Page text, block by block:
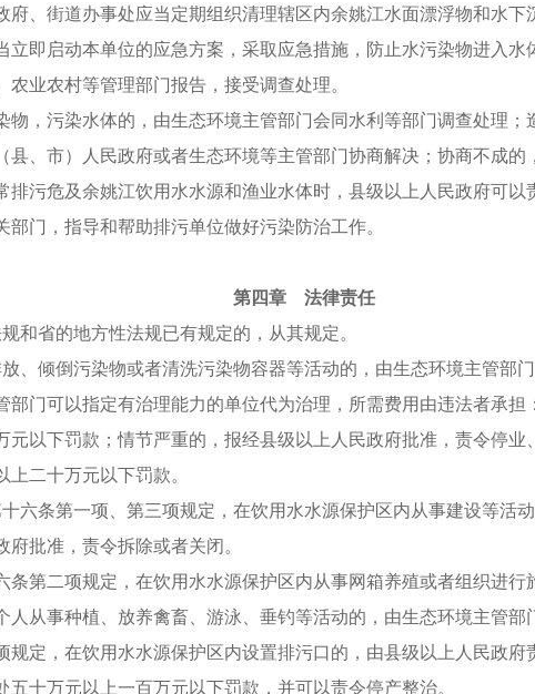
、街道办事处应当定期组织清理辖区内余姚江水面漂浮物和水下
即启动本单位的应急方案，采取应急措施，防止水污染物进入水
业农村等管理部门报告，接受调查处理。
，污染水体的，由生态环境主管部门会同水利等部门调查处理；
、市）人民政府或者生态环境等主管部门协商解决；协商不成的
污危及余姚江饮用水水源和渔业水体时，县级以上人民政府可以
门，指导和帮助排污单位做好污染防治工作。
第四章 法律责任
和省的地方性法规已有规定的，从其规定。
、倾倒污染物或者清洗污染物容器等活动的，由生态环境主管部
门可以指定有治理能力的单位代为治理，所需费用由违法者承担：
元以下罚款；情节严重的，报经县级以上人民政府批准，责令停业
上二十万元以下罚款。
六条第一项、第三项规定，在饮用水水源保护区内从事建设等活
批准，责令拆除或者关闭。
第二项规定，在饮用水水源保护区内从事网箱养殖或者组织进
从事种植、放养禽畜、游泳、垂钓等活动的，由生态环境主管部
定，在饮用水水源保护区内设置排污口的，由县级以上人民政
十万元以上一百万元以下罚款，并可以责令停产整治。